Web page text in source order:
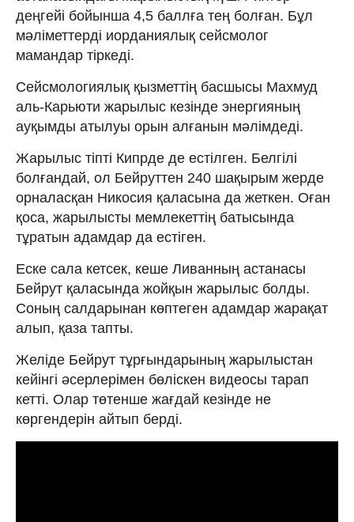
деңгейі бойынша 4,5 баллға тең болған. Бұл
мәліметтерді иорданиялық сейсмолог
мамандар тіркеді.
Сейсмологиялық қызметтің басшысы Махмуд
аль-Карьюти жарылыс кезінде энергияның
ауқымды атылуы орын алғанын мәлімдеді.
Жарылыс тіпті Кипрде де естілген. Белгілі
болғандай, ол Бейруттен 240 шақырым жерде
орналасқан Никосия қаласына да жеткен. Оған
қоса, жарылысты мемлекеттің батысында
тұратын адамдар да естіген.
Еске сала кетсек, кеше Ливанның астанасы
Бейрут қаласында жойқын жарылыс болды.
Соның салдарынан көптеген адамдар жарақат
алып, қаза тапты.
Желіде Бейрут тұрғындарының жарылыстан
кейінгі әсерлерімен бөліскен видеосы тарап
кетті. Олар төтенше жағдай кезінде не
көргендерін айтып берді.